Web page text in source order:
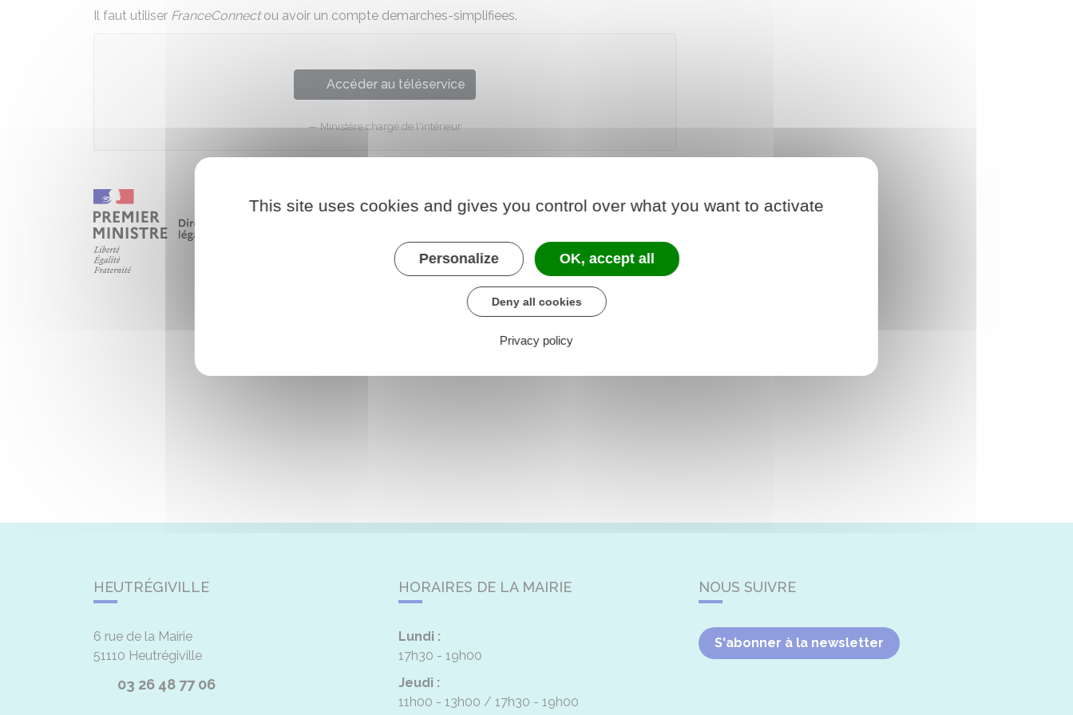
Il faut utiliser FranceConnectou avoir un compte demarches-simplifiees.
Accéder au téléservice
Ministère chargé de l'intérieur
HEUTRÉGIVILLE
6 rue de la Mairie
51110 Heutrégiville
03 26 48 77 06
HORAIRES DE LA MAIRIE
Lundi :
17h30 - 19h00
Jeudi :
11h00 - 13h00
17h30 - 19h00
NOUS SUIVRE
S'abonner à la newsletter
This site uses cookies and gives you control over what you want to activate
Personalize OK, accept all
Deny all cookies
Privacy policy